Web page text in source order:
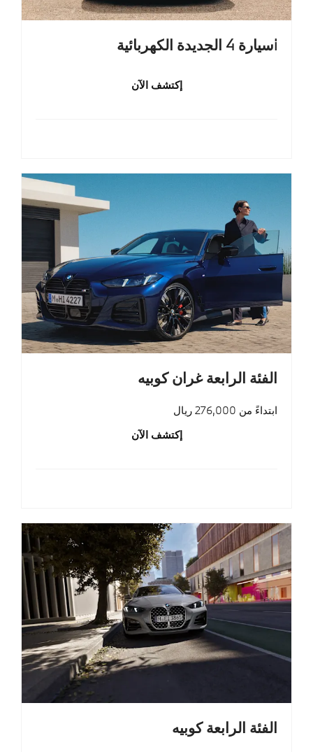
iسيارة 4 الجديدة الكهربائية
إكتشف الآن
الفئة الرابعة غران كوبيه
ابتداءً من 276,000 ريال
إكتشف الآن
الفئة الرابعة كوبيه